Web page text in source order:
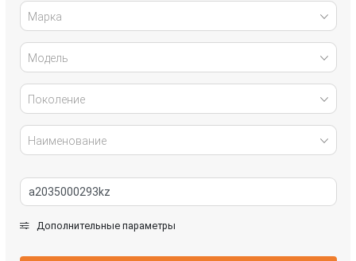
Mercedes-Benz
Mitsubishi
Opel Peugeot
Skoda SsangYong
Марка
Модель
Поколение
Наименование
Дополнительные параметры